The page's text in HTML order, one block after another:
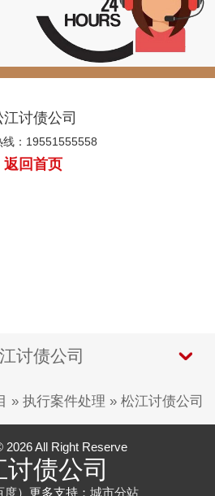
江讨债公司
线：19551555558
返回首页
讨债公司
» 执行案件处理 » 松江讨债公司
2026 All Right Reserve
讨债公司
度）更多支持： 城市分站